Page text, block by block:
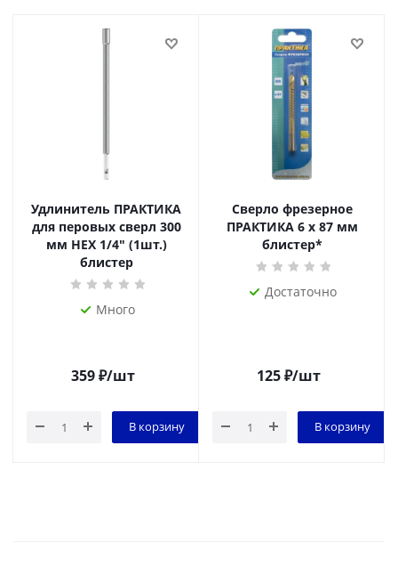
Удлинитель ПРАКТИКА
для перовых сверл 300
мм HEX 1/4" (1шт.)
блистер
Много
359₽/шт
В корзину
Сверло фрезерное
ПРАКТИКА 6 х 87 мм
блистер*
Достаточно
125₽/шт
В корзину